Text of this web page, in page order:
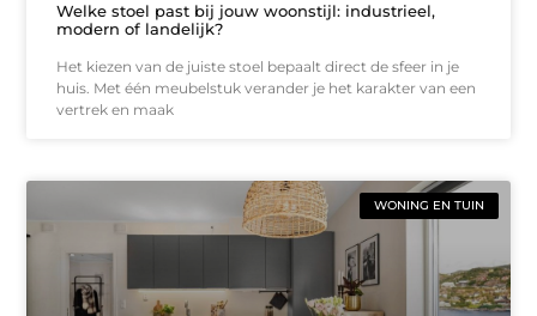
Welke stoel past bij jouw woonstijl: industrieel,
modern of landelijk?
Het kiezen van de juiste stoel bepaalt direct de sfeer in je
huis. Met één meubelstuk verander je het karakter van een
vertrek en maak
WONING EN TUIN